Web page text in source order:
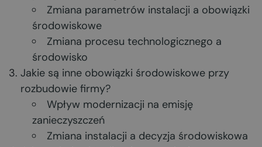
Zmiana parametrów instalacji a obowiązki
środowiskowe
Zmiana procesu technologicznego a
środowisko
Jakie są inne obowiązki środowiskowe przy
rozbudowie firmy?
Wpływ modernizacji na emisję
zanieczyszczeń
Zmiana instalacji a decyzja środowiskowa